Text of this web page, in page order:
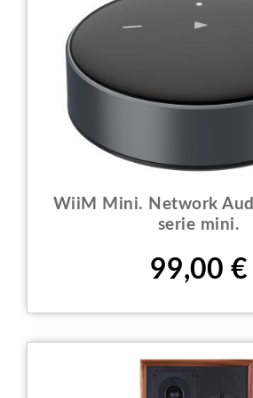
WiiM Mini. Network
serie mini.
Prezzo
99,00 €